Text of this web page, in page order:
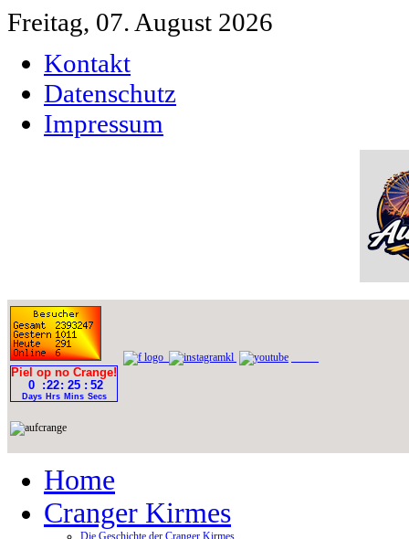
Freitag, 07. August 2026
Kontakt
Datenschutz
Impressum
Home
Cranger Kirmes
Die Geschichte der Cranger Kirmes